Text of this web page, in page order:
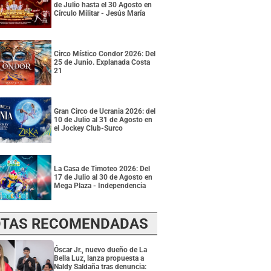
de Julio hasta el 30 Agosto en
Círculo Militar - Jesús María
Circo Místico Condor 2026: Del
25 de Junio. Explanada Costa
21
Gran Circo de Ucrania 2026: del
10 de Julio al 31 de Agosto en
el Jockey Club-Surco
La Casa de Timoteo 2026: Del
17 de Julio al 30 de Agosto en
Mega Plaza - Independencia
RECOMENDADAS
Óscar Jr., nuevo dueño de La
Bella Luz, lanza propuesta a
Naldy Saldaña tras denuncia: